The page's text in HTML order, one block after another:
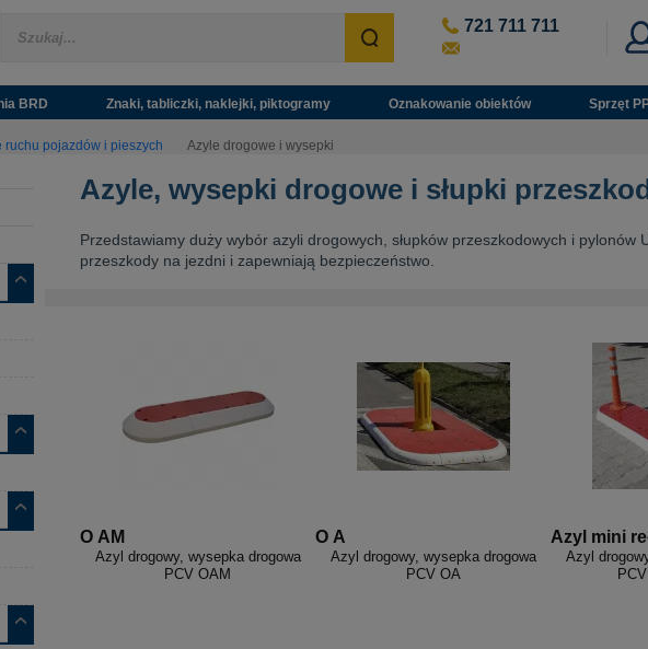
721 711 711
BRD Znaki, tabliczki, naklejki, piktogramy Oznakowanie obiektów Sprzęt
ruchu pojazdów i pieszych Azyle drogowe i wysepki
Azyle, wysepki drogowe i słupki
Przedstawiamy duży wybór azyli drogowych, słupków przeszkodowych i pylonów
przeszkody na jezdni i zapewniają bezpieczeństwo.
O AM
Azyl drogowy, wysepka drogowa
PCV OAM
O A
Azyl drogowy, wysepka drogowa
PCV OA
Azyl mini
Azyl